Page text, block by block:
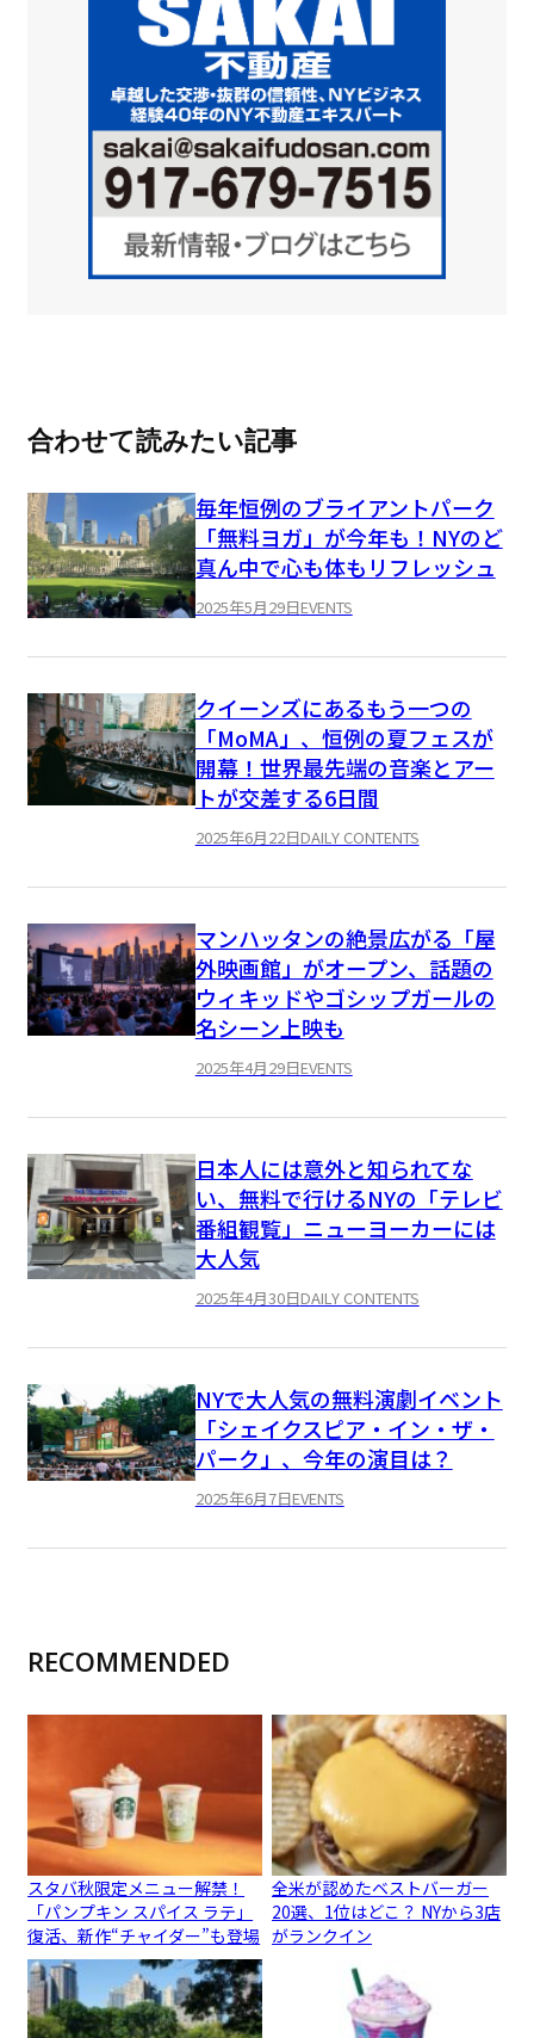
合わせて読みたい記事
毎年恒例のブライアントパーク
「無料ヨガ」が今年も！NYのど
真ん中で心も体もリフレッシュ
2025年5月29日EVENTS
クイーンズにあるもう一つの
「MoMA」、恒例の夏フェスが
開幕！世界最先端の音楽とアー
トが交差する6日間
2025年6月22日DAILY CONTENTS
マンハッタンの絶景広がる「屋
外映画館」がオープン、話題の
ウィキッドやゴシップガールの
名シーン上映も
2025年4月29日EVENTS
日本人には意外と知られてな
い、無料で行けるNYの「テレビ
番組観覧」ニューヨーカーには
大人気
2025年4月30日DAILY CONTENTS
NYで大人気の無料演劇イベント
「シェイクスピア・イン・ザ・
パーク」、今年の演目は？
2025年6月7日EVENTS
RECOMMENDED
スタバ秋限定メニュー解禁！
「パンプキン スパイス ラテ」
復活、新作“チャイダー”も登場
全米が認めたベストバーガー
20選、1位はどこ？ NYから3店
がランクイン